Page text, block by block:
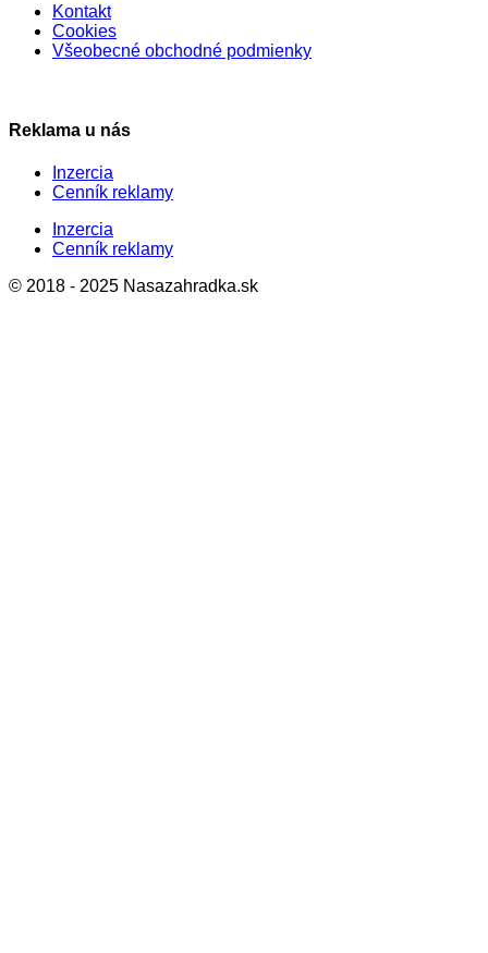
Kontakt
Cookies
Všeobecné obchodné podmienky
Reklama u nás
Inzercia
Cenník reklamy
Inzercia
Cenník reklamy
© 2018 - 2025 Nasazahradka.sk